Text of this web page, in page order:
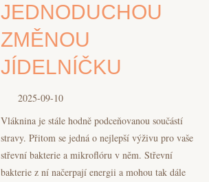
JEDNODUCHOU
ZMĚNOU
JÍDELNÍČKU
2025-09-10
Vláknina je stále hodně podceňovanou součástí
stravy. Přitom se jedná o nejlepší výživu pro vaše
střevní bakterie a mikroflóru v něm. Střevní
bakterie z ní načerpají energii a mohou tak dále